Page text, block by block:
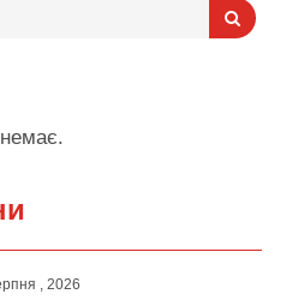
, 2026